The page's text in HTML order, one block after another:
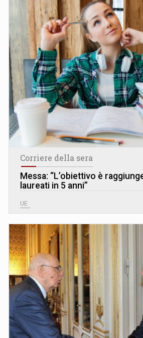
Corriere della sera
Messa: “L’obiettivo è
laureati in 5 anni”
UE